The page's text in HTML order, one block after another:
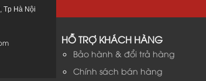
Tp Hà Nội
HỖ TRỢ KHÁCH HÀNG
Bảo hành & đổi trả hàng
Chính sách bán hàng